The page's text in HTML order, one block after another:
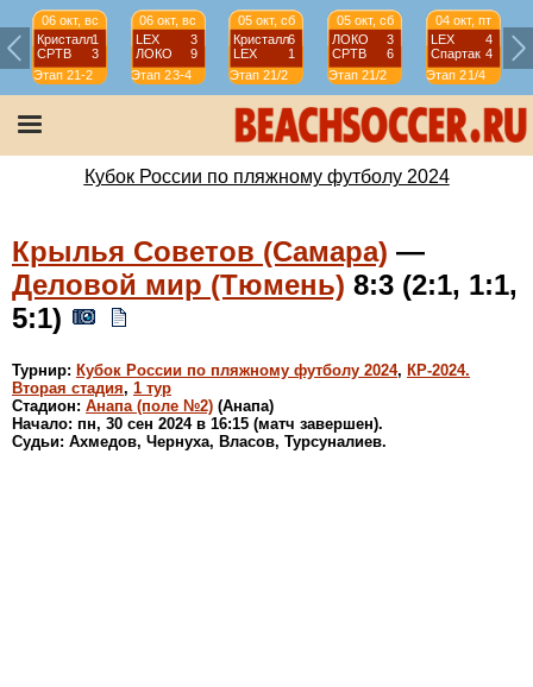
06 окт, вс
Кристалл1
СРТВ
3
Этап 21-2
06 окт, вс
LEX
3
ЛОКО
9
Этап 23-4
05 окт, сб
Кристалл6
LEX
1
Этап 21/2
05 окт, сб
ЛОКО
3
СРТВ
6
Этап 21/2
04 окт, пт
LEX
4
Спартак 4
Этап 21/4
Кубок России по пляжному футболу 2024
Крылья Советов (Самара) —
Деловой мир (Тюмень) 8:3 (2:1, 1:1,
5:1)
Турнир: Кубок России по пляжному футболу 2024, КР-2024.
Вторая стадия, 1 тур
Стадион: Анапа (поле №2) (Анапа)
Начало: пн, 30 сен 2024 в 16:15 (матч завершен).
Судьи: Ахмедов, Чернуха, Власов, Турсуналиев.